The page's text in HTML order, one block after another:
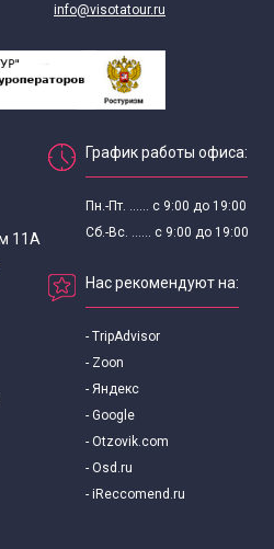
info@visotatour.ru
11А
График работы офиса:
Пн.-Пт. ...... с 9:00 до 19:00
Сб.-Вс. ...... с 9:00 до 19:00
Нас рекомендуют на:
- TripAdvisor
- Zoon
- Яндекс
- Google
- Otzovik.com
- Osd.ru
- iReccomend.ru